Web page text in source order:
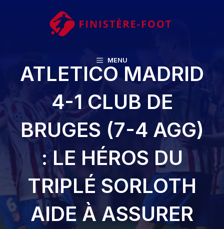
MENU
ATLETICO MADRID
4-1 CLUB DE
BRUGES (7-4 AGG)
: LE HÉROS DU
TRIPLÉ SORLOTH
AIDE À ASSURER